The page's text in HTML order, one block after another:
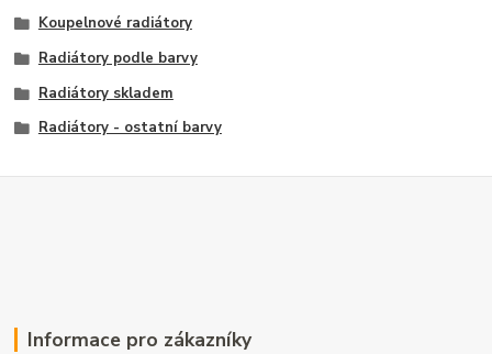
Koupelnové radiátory
Radiátory podle barvy
Radiátory skladem
Radiátory - ostatní barvy
Informace pro zákazníky